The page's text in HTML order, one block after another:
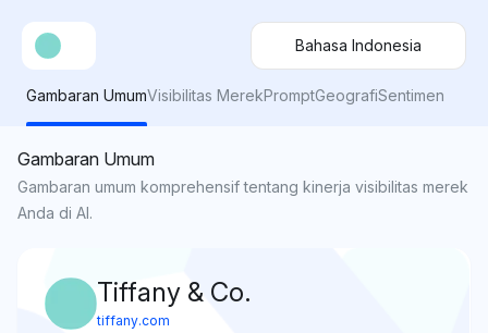
Bahasa Indonesia
Gambaran UmumVisibilitas MerekPromptGeografiSentimen
Gambaran Umum
Gambaran umum komprehensif tentang kinerja visibilitas merek
Anda di AI.
Tiffany & Co.
tiffany.com